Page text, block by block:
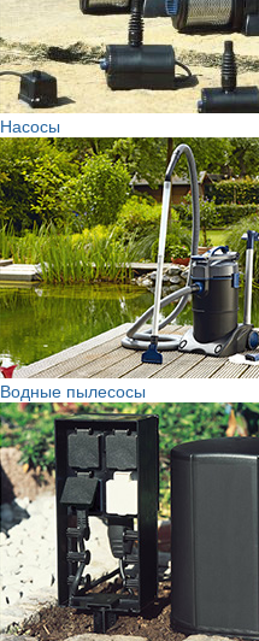
Насосы
Водные пылесосы